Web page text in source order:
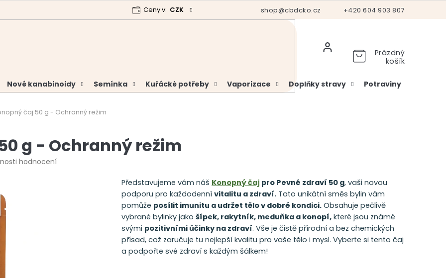
+420 604 903 807
shop@cbdcko.cz
Analýzy a certifikáty Hodnocení obchodu Vrácení a reklamace
Ceny v: CZK
Prázdný
košík
Nové kanabinoidy Semínka Kuřácké potřeby Vaporizace Doplňky stravy Potraviny
čaj 50 g - Ochranný režim
g - Ochranný režim
hodnocení
Představujeme vám náš Konopný čaj pro Pevné zdraví 50 g, vaši novou
podporu pro každodenní vitalitu a zdraví. Tato unikátní směs bylin vám
pomůže posílit imunitu a udržet tělo v dobré kondici. Obsahuje pečlivě
vybrané bylinky jako šípek, rakytník, meduňka a konopí, které jsou známé
svými pozitivními účinky na zdraví. Vše je čistě přírodní a bez chemických
přísad, což zaručuje tu nejlepší kvalitu pro vaše tělo i mysl. Vyberte si tento čaj
a podpořte své zdraví s každým šálkem!